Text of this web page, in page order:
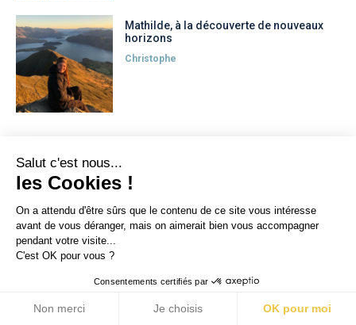
Mathilde, à la découverte de nouveaux
horizons
Christophe
Accueil
Dossiers
Erasmus+
Salut c'est nous...
les Cookies !
On a attendu d'être sûrs que le contenu de ce site vous intéresse
avant de vous déranger, mais on aimerait bien vous accompagner
pendant votre visite...
C'est OK pour vous ?
Consentements certifiés par
Non merci Je choisis OK pour moi